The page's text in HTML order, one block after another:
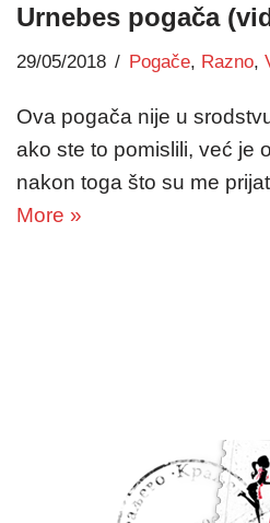
Urnebes pogača
29/05/2018 Pogače, Razno,
Ova pogača nije u
ako ste to pomislili, već je
nakon toga što su me
More »